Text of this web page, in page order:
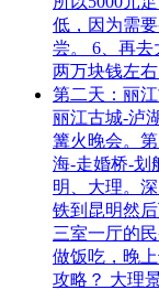
低，因为需
尝。 6、再
两万块钱左
第二天：丽
丽江古城-泸
篝火晚会。
海-走婚桥-划
明、大理。
铁到昆明然
三室一厅的
做饭吃，晚
攻略？ 大理